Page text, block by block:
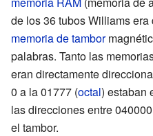
de los 36 tubos Williams
memoria de tambor
palabras. Tanto las
eran directamente
0 a la 01777 (octal) estaban
las direcciones entre
el tambor.